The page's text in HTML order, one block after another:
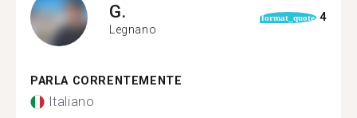
G.
Legnano
format_quote 4
PARLA CORRENTEMENTE
Italiano